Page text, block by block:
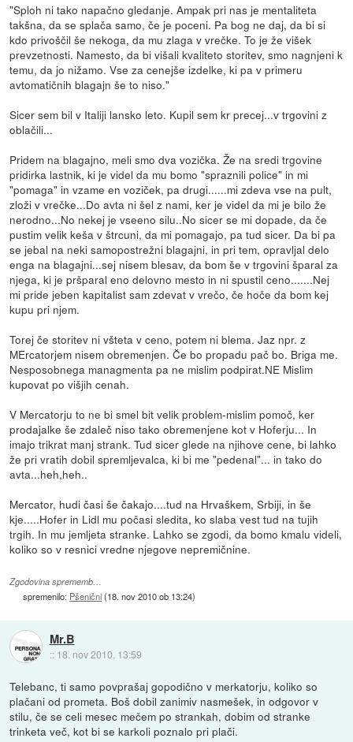
"Sploh ni tako napačno gledanje. Ampak pri nas je mentaliteta
takšna, da se splača samo, če je poceni. Pa bog ne daj, da bi si
kdo privoščil še nekoga, da mu zlaga v vrečke. To je že višek
prevzetnosti. Namesto, da bi višali kvaliteto storitev, smo nagnjeni k
temu, da jo nižamo. Vse za cenejše izdelke, ki pa v primeru
avtomatičnih blagajn še to niso."
Sicer sem bil v Italiji lansko leto. Kupil sem kr precej...v trgovini z
oblačili...
Pridem na blagajno, meli smo dva vozička. Že na sredi trgovine
pridirka lastnik, ki je videl da mu bomo "spraznili police" in mi
"pomaga" in vzame en voziček, pa drugi......mi zdeva vse na pult,
zloži v vrečke...Do avta ni šel z nami, ker je videl da mi je bilo že
nerodno...No nekej je vseeno silu..No sicer se mi dopade, da če
pustim velik keša v štrcuni, da mi pomagajo, pa tud sicer. Da bi pa
se jebal na neki samopostrežni blagajni, in pri tem, opravljal delo
enga na blagajni...sej nisem blesav, da bom še v trgovini šparal za
njega, ki je pršparal eno delovno mesto in ni spustil ceno.......Nej
mi pride jeben kapitalist sam zdevat v vrečo, če hoče da bom kej
kupu pri njem.
Torej če storitev ni všteta v ceno, potem ni blema. Jaz npr. z
MErcatorjem nisem obremenjen. Če bo propadu pač bo. Briga me.
Nesposobnega managmenta pa ne mislim podpirat.NE Mislim
kupovat po višjih cenah.
V Mercatorju to ne bi smel bit velik problem-mislim pomoč, ker
prodajalke še zdaleč niso tako obremenjene kot v Hoferju... In
imajo trikrat manj strank. Tud sicer glede na njihove cene, bi lahko
že pri vratih dobil spremljevalca, ki bi me "pedenal"... in tako do
avta...heh,heh..
Mercator, hudi časi še čakajo....tud na Hrvaškem, Srbiji, in še
kje.....Hofer in Lidl mu počasi sledita, ko slaba vest tud na tujih
trgih. In mu jemljeta stranke. Lahko se zgodi, da bomo kmalu videli,
koliko so v resnici vredne njegove nepremičnine.
Zgodovina sprememb…
spremenilo: Pšenični(18. nov 2010 ob 13:24)
Mr.B
:: 18. nov 2010, 13:59
Telebanc, ti samo povprašaj gopodično v merkatorju, koliko so
plačani od prometa. Boš dobil zanimiv nasmešek, in odgovor v
stilu, če se celi mesec mečem po strankah, dobim od stranke
trinketa več, kot bi se karkoli poznalo pri plači.